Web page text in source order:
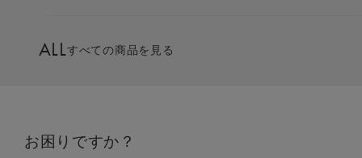
ALLすべての商品を見る
お困りですか？